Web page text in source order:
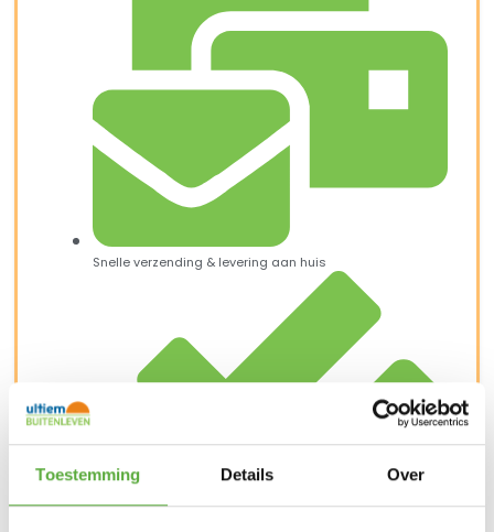
Toestemming Details Over
Snelle verzending & levering aan huis